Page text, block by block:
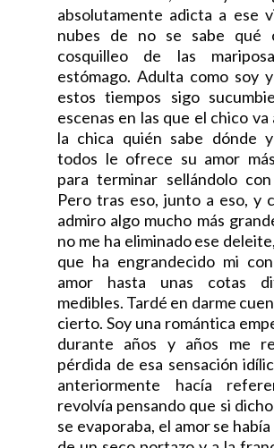
absolutamente adicta a ese
nubes de no se sabe qué
cosquilleo de las
estómago. Adulta como soy
estos tiempos sigo
escenas en las que el chico va
la chica quién sabe dónde
todos le ofrece su amor
para terminar sellándolo
Pero tras eso, junto a eso, y
admiro algo mucho más
no me ha eliminado ese
que ha engrandecido mi
amor hasta unas cotas
medibles. Tardé en darme
cierto. Soy una romántica
durante años y años me
pérdida de esa sensación
anteriormente hacía
revolvía pensando que si
se evaporaba, el amor se